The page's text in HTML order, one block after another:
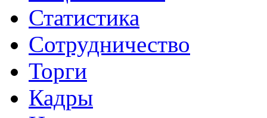
Статистика
Сотрудничество
Торги
Кадры